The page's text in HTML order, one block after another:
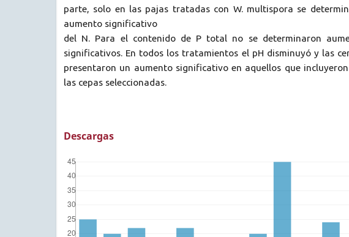
parte, solo en las pajas tratadas con W. multispora se
aumento significativo
del N. Para el contenido de P total no se determinaron
significativos. En todos los tratamientos el pH disminuyó y las
presentaron un aumento significativo en aquellos que
las cepas seleccionadas.
Descargas